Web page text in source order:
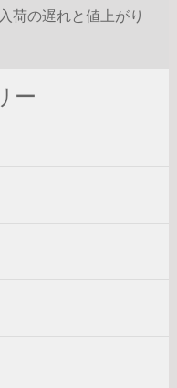
荷の遅れと値上がり